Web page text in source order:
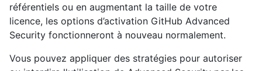
référentiels ou en augmentant la taille de votre
licence, les options d’activation GitHub Advanced
Security fonctionneront à nouveau normalement.
Vous pouvez appliquer des stratégies pour autoriser